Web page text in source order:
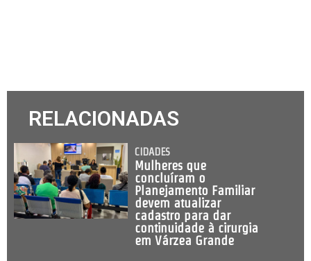
RELACIONADAS
CIDADES
Mulheres que
concluíram o
Planejamento Familiar
devem atualizar
cadastro para dar
continuidade à cirurgia
em Várzea Grande